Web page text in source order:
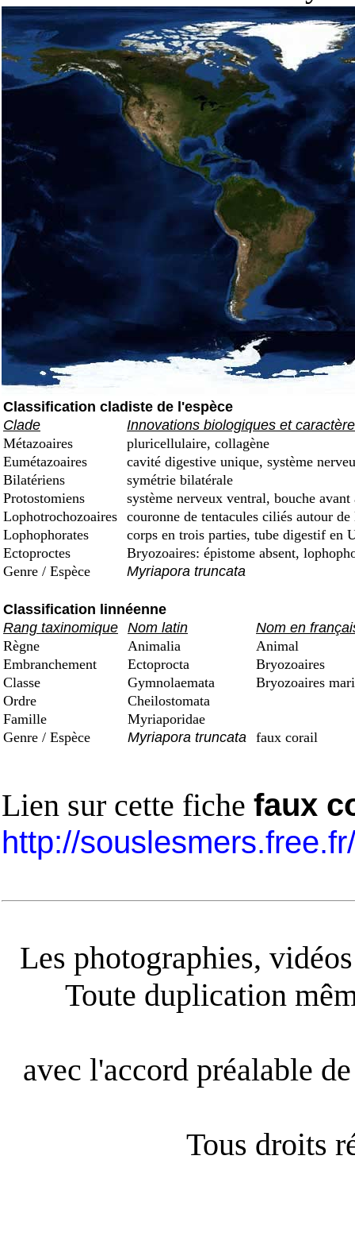
Classification cladiste de l'espèce
Clade
Innovations biologiques et
Métazoaires
pluricellulaire, collagène
Eumétazoaires
cavité digestive unique, système
Bilatériens
symétrie bilatérale
Protostomiens
système nerveux ventral, bouche avant
Lophotrochozoaires couronne de tentacules ciliés autour de
Lophophorates
corps en trois parties, tube digestif en
Ectoproctes
Bryozoaires: épistome absent,
Genre / Espèce
Myriapora truncata
Classification linnéenne
Rang taxinomique Nom latin
Nom en
Règne
Animalia
Animal
Embranchement
Ectoprocta
Bryozoaires
Classe
Gymnolaemata
Bryozoaires
Ordre
Cheilostomata
Famille
Myriaporidae
Genre / Espèce
Myriapora truncata faux corail
Lien sur cette fiche faux
http://
Les photographies,
Toute duplication
avec l'accord préalable
Tous droits